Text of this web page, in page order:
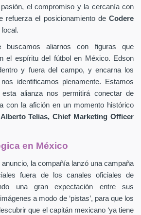
el compromiso y la cercanía con
refuerza el posicionamiento de Codere
local.
buscamos aliarnos con figuras que
el espíritu del fútbol en México. Edson
y fuera del campo, y encarna los
identificamos plenamente. Estamos
alianza nos permitirá conectar de
con la afición en un momento histórico
Alberto Telias,Chief Marketing Officer
en México
la compañía lanzó una campaña
fuera de los canales oficiales de
una gran expectación entre sus
a modo de ‘pistas’, para que los
que el capitán mexicano ‘ya tiene